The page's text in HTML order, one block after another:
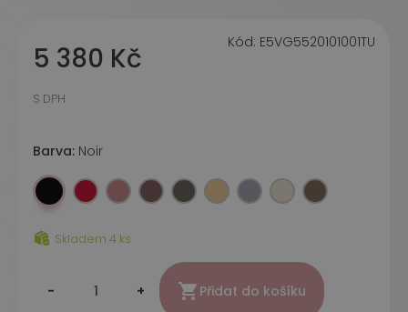
5 380 Kč
S DPH
Kód: E5VG5520101001TU
Barva: Noir
Noir ScarletWinter rose
Berry FangoHoneyStoveEucaliptoWarm taupe
Skladem 4 ks
- +  Přidat do košíku